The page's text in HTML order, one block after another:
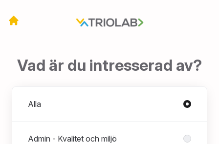
Vad är du intresserad av?
Alla
Admin - Kvalitet och miljö